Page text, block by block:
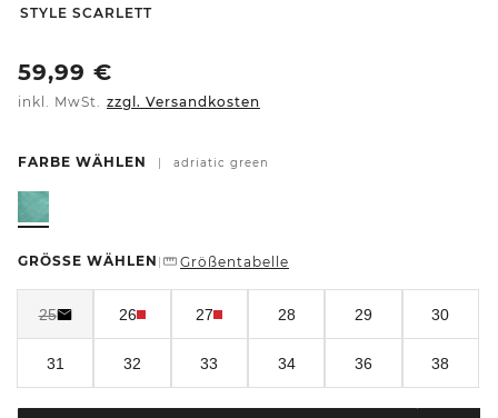
-
STYLE SCARLETT
59,99 €
inkl. MwSt. zzgl. Versandkosten
FARBE WÄHLEN | adriatic green
GRÖSSE WÄHLEN | Größentabelle
25 26 27 28 29 30
31 32 33 34 36 38